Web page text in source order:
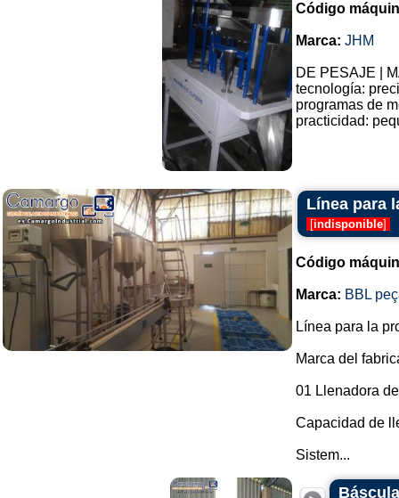
Código
Marca: JHM
DE PESAJE |
tecnología:
programas de
practicidad:
Línea para
[indisponible]
Código
Marca: BBL
Línea para la
Marca del
01 Llenadora
Capacidad de
Sistem...